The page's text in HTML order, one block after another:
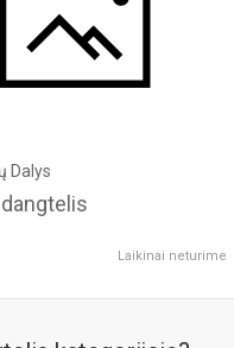
Dalys
Laikinai neturime